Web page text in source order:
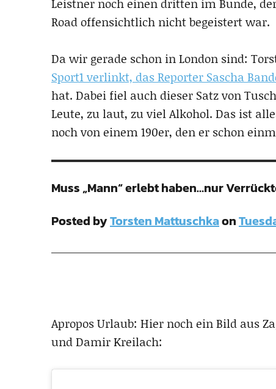
Road offensichtlich nicht begeistert war.
Da wir gerade schon in London sind:
Sport1 verlinkt, das Reporter Sascha
hat. Dabei fiel auch dieser Satz von
Leute, zu laut, zu viel Alkohol. Das ist
noch von einem 190er, den er schon
Muss „Mann“ erlebt haben…nur
Posted byTorsten Mattuschkaon
Apropos Urlaub: Hier noch ein Bild aus
und Damir Kreilach: